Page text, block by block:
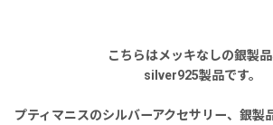
こちらはメッキなしの銀製
silver925製品です。
プティマニスのシルバーアクセサリー、銀製